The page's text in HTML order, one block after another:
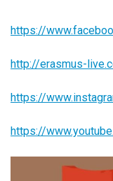
https://
http://erasmus-
https://
https://